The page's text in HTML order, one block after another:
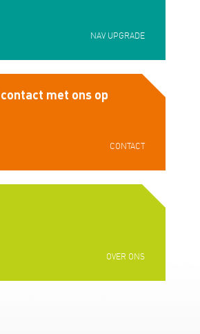
NAV UPGRADE
met ons op
CONTACT
OVER ONS